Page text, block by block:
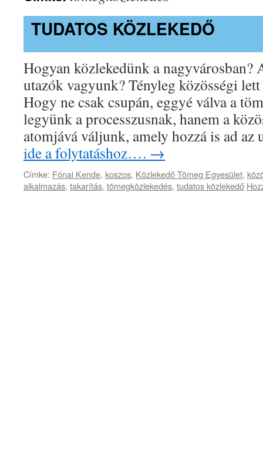
TUDATOS KÖZLEKEDŐ
Hogyan közlekedünk a nagyvárosban?
utazók vagyunk? Tényleg közösségi
Hogy ne csak csupán, eggyé válva a
legyünk a processzusnak, hanem a
atomjává váljunk, amely hozzá is ad
ide a folytatáshoz…. →
Címke: Fónai Kende, koszos, Közlekedő Tömeg Egyesület,
alkalmazás, takarítás, tömegközlekedés, tudatos közlekedő